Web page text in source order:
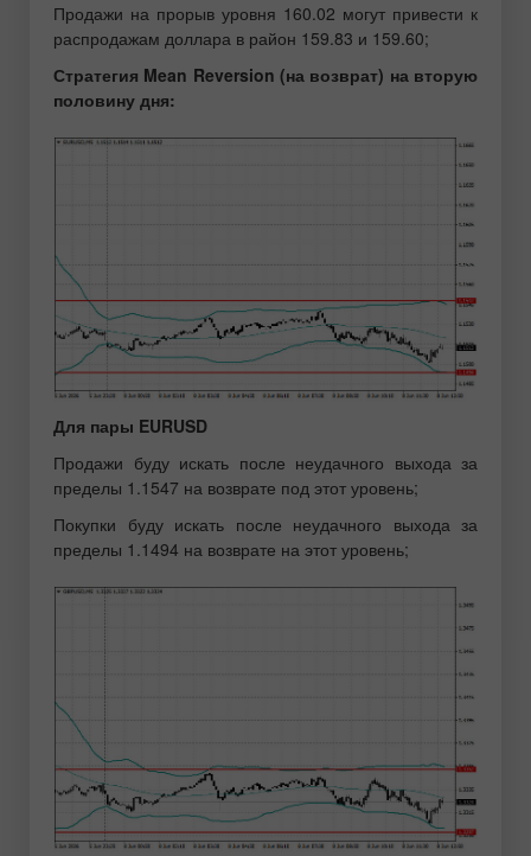
Продажи на прорыв уровня 160.02 могут привести к
распродажам доллара в район 159.83 и 159.60;
Стратегия Mean Reversion (на возврат) на вторую
половину дня:
Для пары EURUSD
Продажи буду искать после неудачного выхода за
пределы 1.1547 на возврате под этот уровень;
Покупки буду искать после неудачного выхода за
пределы 1.1494 на возврате на этот уровень;